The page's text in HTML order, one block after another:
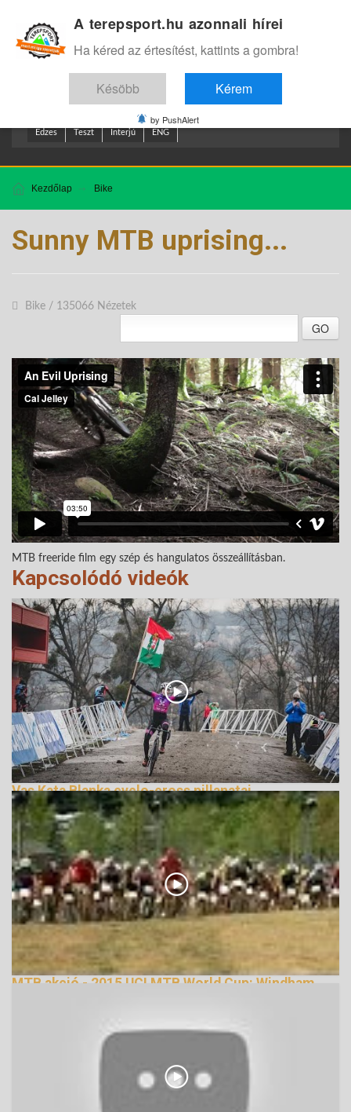
Edzes Teszt Interjú ENG
Kezdőlap Bike
Sunny MTB uprising...
Bike / 135066 Nézetek
GO
MTB freeride film egy szép és hangulatos összeállításban.
Kapcsolódó videók
Vas Kata Blanka cyclo-cross pillanatai
276059 Nézetek
MTB akció - 2015 UCI MTB World Cup: Windham
A terepsport.hu azonnali hírei
Ha kéred az értesítést, kattints a gombra!
Késöbb Kérem
by PushAlert